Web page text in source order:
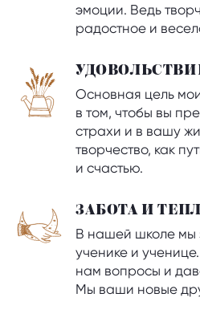
эмоции. Ведь
радостное и
Основная цель
в том, чтобы вы
страхи и в вашу
творчество, как
и счастью.
ЗАБОТА И
В нашей школе мы
ученике и
нам вопросы и
Мы ваши новые